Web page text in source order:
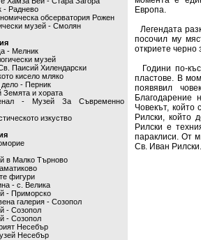
- Раднево
обсерватория Рожен
музей - Смолян
- Мелник
музей
Паисий Хилендарски
кисело мляко
- Перник
Земята и хората
- Музей За Съвременно
изкуство
в Малко Търново
фигури
- с. Велика
- Приморско
галерия - Созопол
- Созопол
- Созопол
Несебър
Несебър
Европа.
Легендата
посочил му
откриете черно
Години по-
пластове. В
появявил
Благодарение
Човекът, който
Рилски, който
Рилски е
параклиси. От
Св. Иван Рилски.